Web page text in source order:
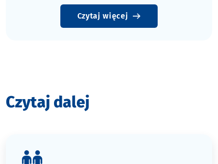
Czytaj więcej
Czytaj dalej